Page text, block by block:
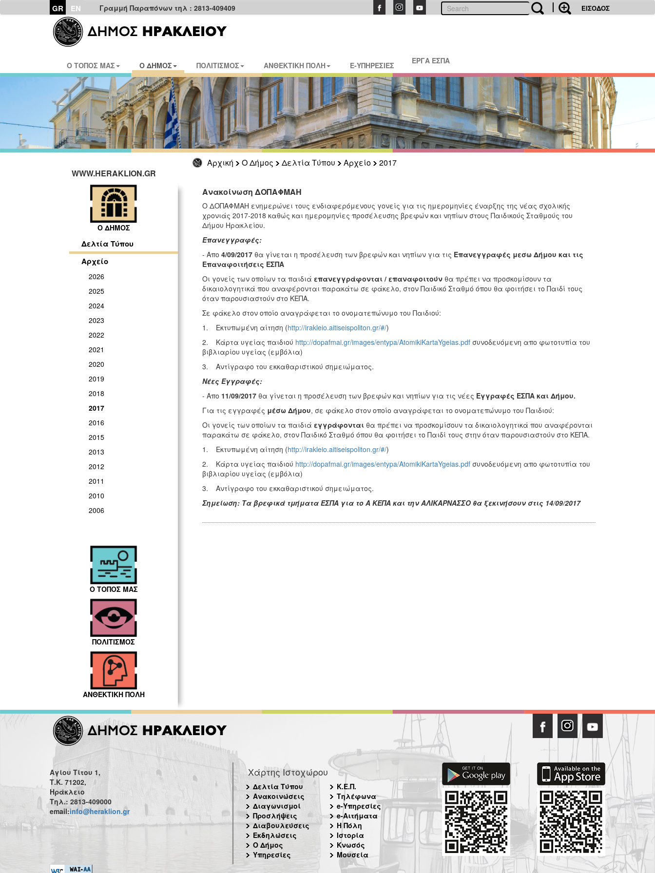
GR EN Γραμμή Παραπόνων τηλ : 2813-409409 ΕΙΣΟΔΟΣ
Ο ΤΟΠΟΣ ΜΑΣ Ο ΔΗΜΟΣ ΠΟΛΙΤΙΣΜΟΣ ΑΝΘΕΚΤΙΚΗ ΠΟΛΗ E-ΥΠΗΡΕΣΙΕΣ ΕΡΓΑ ΕΣΠΑ
Αρχική Ο Δήμος Δελτία Τύπου Αρχείο
2017
WWW.HERAKLION.GR
Ο ΔΗΜΟΣ
Δελτία Τύπου
Αρχείο
2026
2025
2024
2023
2022
2021
2020
2019
2018
2017
2016
2015
2013
2012
2011
2010
2006
Ο ΤΟΠΟΣ ΜΑΣ
ΠΟΛΙΤΙΣΜΟΣ
ΑΝΘΕΚΤΙΚΗ ΠΟΛΗ
Ανακοίνωση ΔΟΠΑΦΜΑΗ
Ο ΔΟΠΑΦΜΑΗ ενημερώνει τους ενδιαφερόμενους γονείς για τις ημερομηνίες έναρξης της νέας σχολικής
χρονιάς 2017-2018 καθώς και ημερομηνίες προσέλευσης βρεφών και νηπίων στους Παιδικούς Σταθμούς του
Δήμου Ηρακλείου.
Επανεγγραφές:
- Απο 4/09/2017θα γίνεται η προσέλευση των βρεφών και νηπίων για τις Επανεγγραφές μεσω Δήμου και τις
Επαναφοιτήσεις ΕΣΠΑ
Οι γονείς των οποίων τα παιδιά επανεγγράφονται / επαναφοιτούνθα πρέπει να προσκομίσουν τα
δικαιολογητικά που αναφέρονται παρακάτω σε φάκελο, στον Παιδικό Σταθμό όπου θα φοιτήσει το Παιδί τους
όταν παρουσιαστούν στο ΚΕΠΑ.
Σε φάκελο στον οποίο αναγράφεται το ονοματεπώνυμο του Παιδιού:
1. Εκτυπωμένη αίτηση (http://irakleio.aitiseispoliton.gr/#/)
2. Κάρτα υγείας παιδιού http://dopafmai.gr/images/entypa/AtomikiKartaYgeias.pdfσυνοδευόμενη απο φωτοτυπία του
βιβλιαρίου υγείας (εμβόλια)
3. Αντίγραφο του εκκαθαριστικού σημειώματος.
Νέες Εγγραφές:
- Απο 11/09/2017 θα γίνεται η προσέλευση των βρεφών και νηπίων για τις νέες Εγγραφές ΕΣΠΑ και Δήμου.
Για τις εγγραφές μέσω Δήμου, σε φάκελο στον οποίο αναγράφεται το ονοματεπώνυμο του Παιδιού:
Οι γονείς των οποίων τα παιδιά εγγράφονταιθα πρέπει να προσκομίσουν τα δικαιολογητικά που αναφέρονται
παρακάτω σε φάκελο, στον Παιδικό Σταθμό όπου θα φοιτήσει το Παιδί τους στην όταν παρουσιαστούν στο ΚΕΠΑ.
1. Εκτυπωμένη αίτηση (http://irakleio.aitiseispoliton.gr/#/)
2. Κάρτα υγείας παιδιού http://dopafmai.gr/images/entypa/AtomikiKartaYgeias.pdfσυνοδευόμενη απο φωτοτυπία του
βιβλιαρίου υγείας (εμβόλια)
3. Αντίγραφο του εκκαθαριστικού σημειώματος.
Σημείωση: Τα βρεφικά τμήματα ΕΣΠΑ για το Α ΚΕΠΑ και την ΑΛΙΚΑΡΝΑΣΣΟ θα ξεκινήσουν στις 14/09/2017
Αγίου Τίτου 1,
Τ.Κ. 71202,
Ηράκλειο
Τηλ.: 2813-409000
email:info@heraklion.gr
Χάρτης Ιστοχώρου
Δελτία Τύπου
Ανακοινώσεις
Διαγωνισμοί
Προσλήψεις
Διαβουλεύσεις
Εκδηλώσεις
Ο Δήμος
Υπηρεσίες
Κ.Ε.Π.
Τηλέφωνα
e-Υπηρεσίες
e-Αιτήματα
Η Πόλη
Ιστορία
Κνωσός
Μουσεία